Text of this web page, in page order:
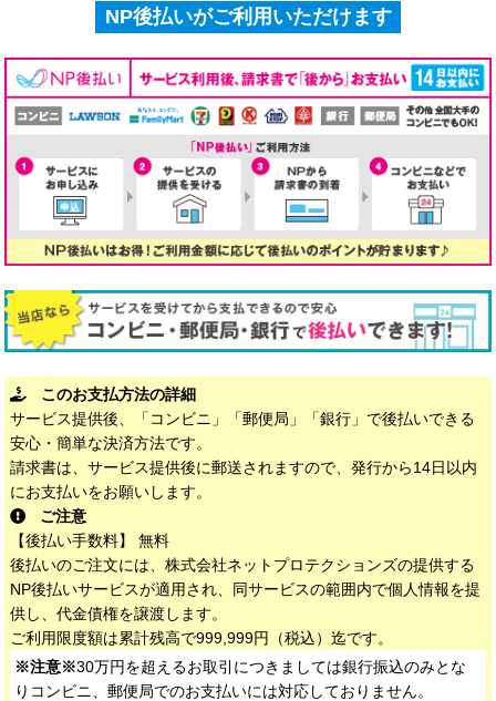
NP後払いがご利用いただけます
このお支払方法の詳細
サービス提供後、「コンビニ」「郵便局」「銀行」で後払いできる
安心・簡単な決済方法です。
請求書は、サービス提供後に郵送されますので、発行から14日以内
にお支払いをお願いします。
ご注意
【後払い手数料】 無料
後払いのご注文には、株式会社ネットプロテクションズの提供する
NP後払いサービスが適用され、同サービスの範囲内で個人情報を提
供し、代金債権を譲渡します。
ご利用限度額は累計残高で999,999円（税込）迄です。
※注意※30万円を超えるお取引につきましては銀行振込のみとな
りコンビニ、郵便局でのお支払いには対応しておりません。